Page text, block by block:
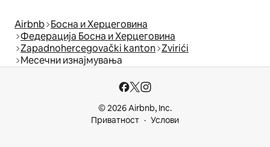
Airbnb Босна и Херцеговина
Федерација Босна и Херцеговина
Zapadnohercegovački kanton Zvirići
Месечни изнајмувања
© 2026 Airbnb, Inc.
Приватност
Услови